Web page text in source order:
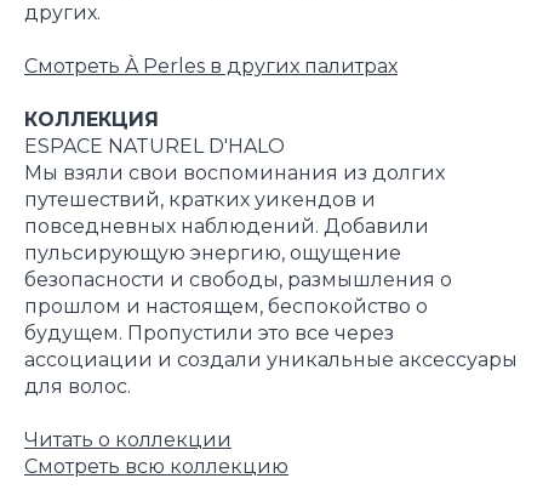
других.
Смотреть À Perles в других палитрах
КОЛЛЕКЦИЯ
ESPACE NATUREL D'HALO
Мы взяли свои воспоминания из долгих
путешествий, кратких уикендов и
повседневных наблюдений. Добавили
пульсирующую энергию, ощущение
безопасности и свободы, размышления о
прошлом и настоящем, беспокойство о
будущем. Пропустили это все через
ассоциации и создали уникальные аксессуары
для волос.
Читать о коллекции
Смотреть всю коллекцию